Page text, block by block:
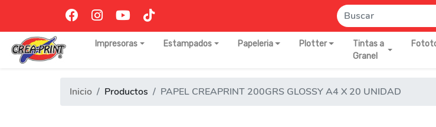
Impresoras Estampados Papeleria Plotter
Tintas a
Granel
Inicio Productos PAPEL CREAPRINT 200GRS GLOSSY A4 X 20 UNIDAD